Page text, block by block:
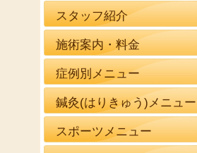
スタッフ紹介
施術案内・料金
症例別メニュー
鍼灸(はりきゅう)メニュー
スポーツメニュー